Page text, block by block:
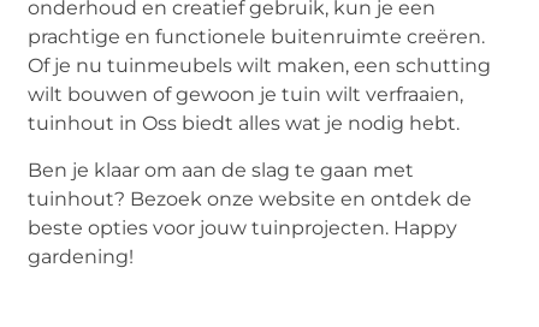
onderhoud en creatief gebruik, kun je een
prachtige en functionele buitenruimte creëren.
Of je nu tuinmeubels wilt maken, een schutting
wilt bouwen of gewoon je tuin wilt verfraaien,
tuinhout in Oss biedt alles wat je nodig hebt.
Ben je klaar om aan de slag te gaan met
tuinhout? Bezoek onze website en ontdek de
beste opties voor jouw tuinprojecten. Happy
gardening!